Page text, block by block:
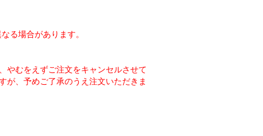
る場合があります。
やむをえずご注文をキャンセルさせて
が、予めご了承のうえ注文いただきま